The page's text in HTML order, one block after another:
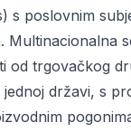
s poslovnim
Multinacionalna
od trgovačkog
državi, s